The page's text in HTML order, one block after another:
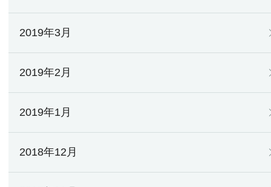
2019年3月
2019年2月
2019年1月
2018年12月